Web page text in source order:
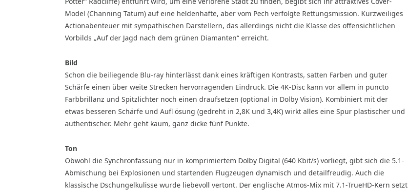
Model (Channing Tatum) auf eine heldenhafte, aber vom Pech verfolgte Rettungsmission. Kurzweiliges
Actionabenteuer mit sympathischen Darstellern, das allerdings nicht die Klasse des offensichtlichen
Vorbilds „Auf der Jagd nach dem grünen Diamanten“ erreicht.
Bild
Schon die beiliegende Blu-ray hinterlässt dank eines kräftigen Kontrasts, satten Farben und guter
Schärfe einen über weite Strecken hervorragenden Eindruck. Die 4K-Disc kann vor allem in puncto
Farbbrillanz und Spitzlichter noch einen draufsetzen (optional in Dolby Vision). Kombiniert mit der
etwas besseren Schärfe und Aufl ösung (gedreht in 2,8K und 3,4K) wirkt alles eine Spur plastischer und
authentischer. Mehr geht kaum, ganz dicke fünf Punkte.
Ton
Obwohl die Synchronfassung nur in komprimiertem Dolby Digital (640 Kbit/s) vorliegt, gibt sich die 5.1-
Abmischung bei Explosionen und startenden Flugzeugen dynamisch und detailfreudig. Auch die
klassische Dschungelkulisse wurde liebevoll vertont. Der englische Atmos-Mix mit 7.1-TrueHD-Kern setzt